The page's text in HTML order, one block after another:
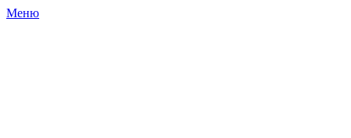
Меню